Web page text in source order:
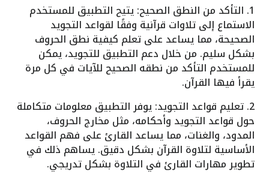
1. التأكد من النطق الصحيح: يتيح التطبيق للمستخدم
الاستماع إلى تلاوات قرآنية وفقًا لقواعد التجويد
الصحيحة، مما يساعد على تعلم كيفية نطق الحروف
بشكل سليم. من خلال دعم التطبيق للتجويد، يمكن
للمستخدم التأكد من نطقه الصحيح للآيات في كل مرة
يقرأ فيها القرآن.
2. تعليم قواعد التجويد: يوفر التطبيق معلومات متكاملة
حول قواعد التجويد وأحكامه، مثل مخارج الحروف،
المدود، والغنات، مما يساعد القارئ على فهم القواعد
الأساسية لتلاوة القرآن بشكل دقيق. يساهم ذلك في
تطوير مهارات القارئ في التلاوة بشكل تدريجي.